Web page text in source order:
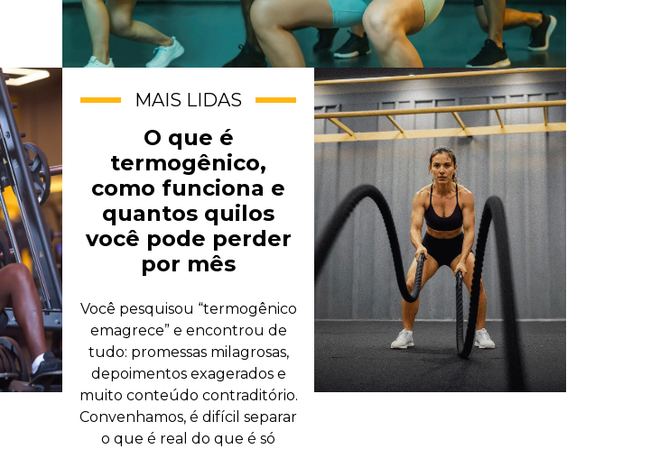
MAIS LIDAS
O que é
termogênico,
como funciona e
quantos quilos
você pode perder
por mês
Você pesquisou “termogênico
emagrece” e encontrou de
tudo: promessas milagrosas,
depoimentos exagerados e
muito conteúdo contraditório.
Convenhamos, é difícil separar
o que é real do que é só